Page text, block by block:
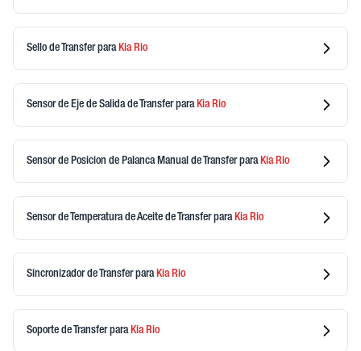
Sello de Transferpara KiaRio
Sensor de Eje de Salida de Transferpara KiaRio
Sensor de Posicion de Palanca Manual de Transferpara KiaRio
Sensor de Temperatura de Aceite de Transferpara KiaRio
Sincronizador de Transferpara KiaRio
Soporte de Transferpara KiaRio